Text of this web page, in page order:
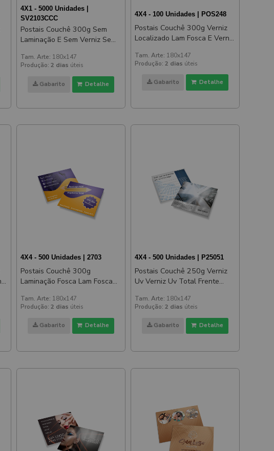
4X1 - 5000 Unidades |
SV2103CCC
Postais Couchê 300g Sem
Laminação E Sem Verniz Sem
Tam. Arte: 180x147
Produção: 2 dias úteis
Gabarito Detalhe
4X4 - 100 Unidades | POS248
Postais Couchê 300g Verniz
Localizado Lam Fosca E Verniz
180x147mm
Tam. Arte: 180x147
Produção: 2 dias úteis
Gabarito Detalhe
4X4 - 500 Unidades | 2703
Postais Couchê 300g
Laminação Fosca Lam Fosca
Tam. Arte: 180x147
Produção: 2 dias úteis
Gabarito Detalhe
4X4 - 500 Unidades | P25051
Postais Couchê 250g Verniz
Uv Verniz Uv Total Frente
Tam. Arte: 180x147
Produção: 2 dias úteis
Gabarito Detalhe